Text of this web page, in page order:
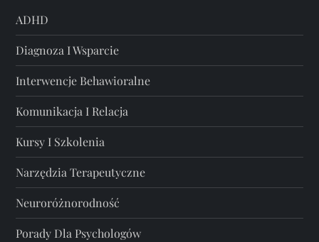
ADHD
Diagnoza I Wsparcie
Interwencje Behawioralne
Komunikacja I Relacja
Kursy I Szkolenia
Narzędzia Terapeutyczne
Neuroróżnorodność
Porady Dla Psychologów